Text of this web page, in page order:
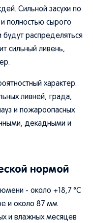
Сильной засухи по
полностью сырого
распределяться
сильный ливень,
характер.
ливней, града,
и пожароопасных
декадными и
нормой
- около +18,7 °C
и около 87 мм
и влажных месяцев